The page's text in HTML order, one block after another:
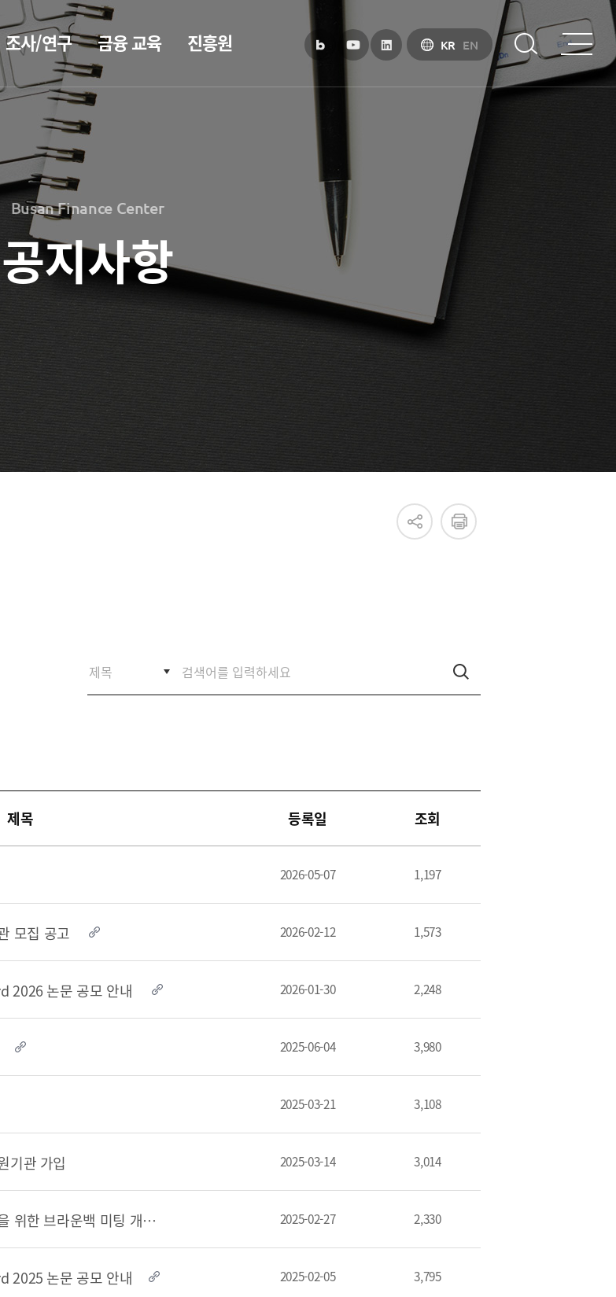
홍보
홍보 브로슈어
홍보 동영상
부산금융중심지 소개
부산금융중심지 정책 소개
금융중심지 지정경과 및 특화금융중심지
금융생태계 조성
BIFC 입주환경 소개
인센티브 및 관련법규
해양금융정보
블로그
해양금융 아카데미
60초해양금융
금융 교육활동 모음
조사/연구
2025
2024
2023
2022
2021
2020
정책자료
2025
2024
부산금융중
심지 포럼
정기간행물
inside
Z/Yen
금융 교육
연간운영
계획표
해양금융정
보
블로그
해양금융
60초해양금융
금융 교육
활동 모음
진흥원
연혁
해양금융센터
기부금
길
KR EN
Busan Finance Center
공지사항
제목 등록일 조회
2026-05-07 1,197
모집 공고 2026-02-12 1,573
2026 논문 공모 안내 2026-01-30 2,248
2025-06-04 3,980
2025-03-21 3,108
기관 가입 2025-03-14 3,014
금융중심지 관련 금융지식 함양을 위한 브라운백 미팅 개최 안내 2025-02-27 2,330
2025 논문 공모 안내 2025-02-05 3,795